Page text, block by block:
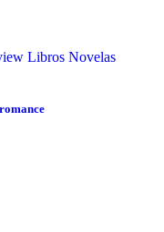
Libros Novelas